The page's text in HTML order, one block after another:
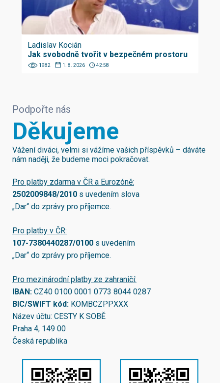
Ladislav Kocián
Jak svobodně tvořit v bezpečném prostoru
1982 1. 8. 2026 42:58
Podpořte nás
Děkujeme
Vážení diváci, velmi si vážíme vašich příspěvků – dáváte
nám naději, že budeme moci pokračovat.
Pro platby zdarma v ČR a Eurozóně:
2502009848/2010 s uvedením slova
„Dar“ do zprávy pro příjemce.
Pro platby v ČR:
107-7380440287/0100 s uvedením
„Dar“ do zprávy pro příjemce.
Pro mezinárodní platby ze zahraničí:
IBAN: CZ40 0100 0001 0773 8044 0287
BIC/SWIFT kód: KOMBCZPPXXX
Název účtu: CESTY K SOBĚ
Praha 4, 149 00
Česká republika